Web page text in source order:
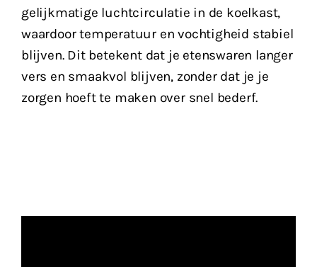
gelijkmatige luchtcirculatie in de koelkast,
waardoor temperatuur en vochtigheid stabiel
blijven. Dit betekent dat je etenswaren langer
vers en smaakvol blijven, zonder dat je je
zorgen hoeft te maken over snel bederf.